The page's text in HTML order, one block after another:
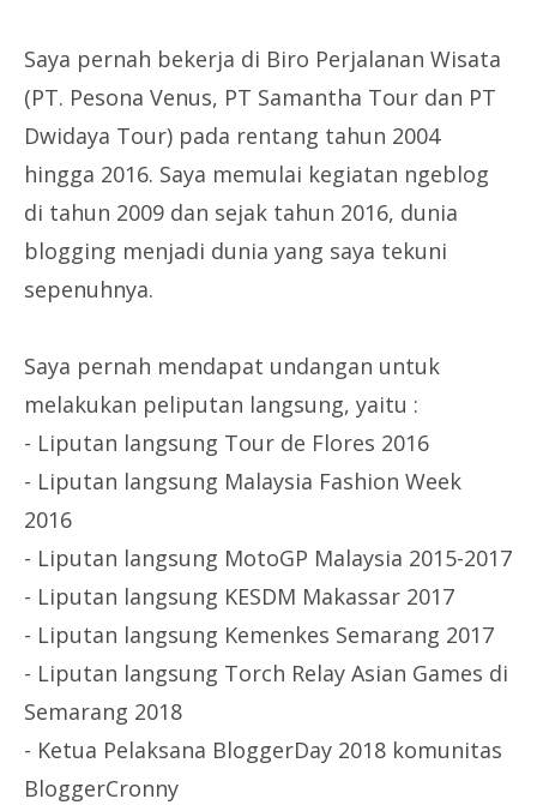
Saya pernah bekerja di Biro Perjalanan Wisata
(PT. Pesona Venus, PT Samantha Tour dan PT
Dwidaya Tour) pada rentang tahun 2004
hingga 2016. Saya memulai kegiatan ngeblog
di tahun 2009 dan sejak tahun 2016, dunia
blogging menjadi dunia yang saya tekuni
sepenuhnya.
Saya pernah mendapat undangan untuk
melakukan peliputan langsung, yaitu :
- Liputan langsung Tour de Flores 2016
- Liputan langsung Malaysia Fashion Week
2016
- Liputan langsung MotoGP Malaysia 2015-2017
- Liputan langsung KESDM Makassar 2017
- Liputan langsung Kemenkes Semarang 2017
- Liputan langsung Torch Relay Asian Games di
Semarang 2018
- Ketua Pelaksana BloggerDay 2018 komunitas
BloggerCronny